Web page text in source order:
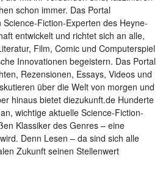
schon immer. Das Portal
Fiction-Experten des Heyne-
entwickelt und richtet sich an alle,
Film, Comic und Computerspiel
Innovationen begeistern. Das Portal
Rezensionen, Essays, Videos und
über die Welt von morgen und
hinaus bietet diezukunft.de Hunderte
wichtige aktuelle Science-Fiction-
Klassiker des Genres – eine
Denn Lesen – da sind sich alle
Zukunft seinen Stellenwert